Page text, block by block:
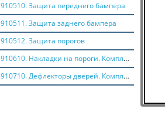
910510. Защита переднего бампера
910511. Защита заднего бампера
910512. Защита порогов
910610. Накладки на пороги. Комплект
910710. Дефлекторы дверей. Комплект